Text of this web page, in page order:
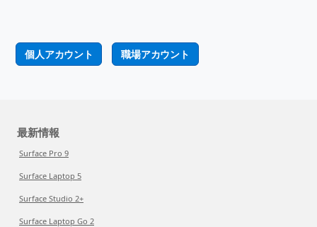
個人アカウント 職場アカウント
最新情報
Surface Pro 9
Surface Laptop 5
Surface Studio 2+
Surface Laptop Go 2